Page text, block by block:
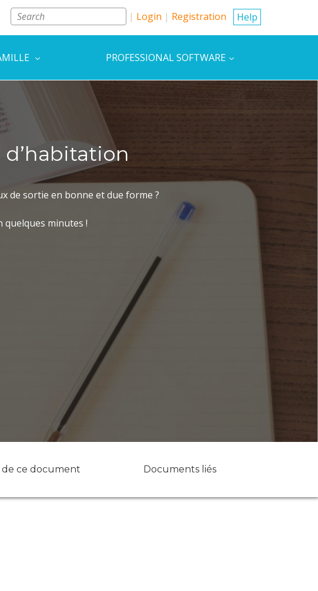
Login Registration Help
PROFESSIONAL SOFTWARE
de sortie en bonne et due forme ?
minutes !
de ce document Documents liés